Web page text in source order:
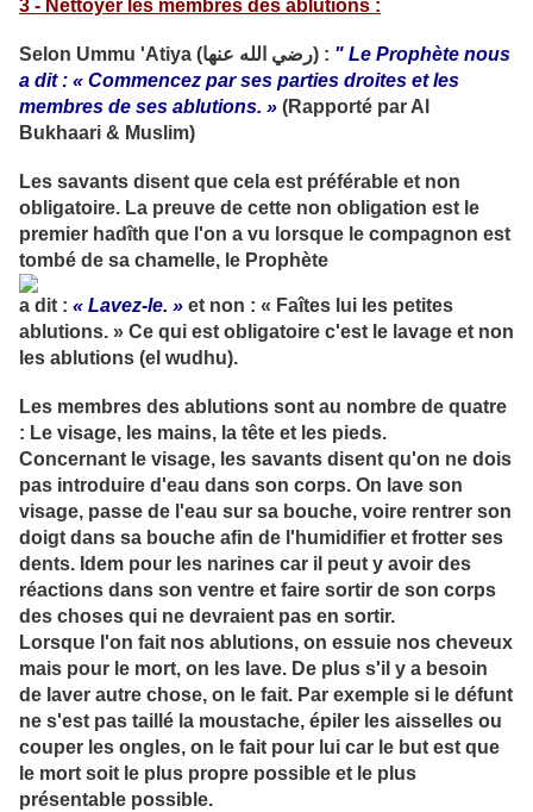
3 - Nettoyer les membres des ablutions :
Selon Ummu 'Atiya (رضي الله عنها) : " Le Prophète nous
a dit : « Commencez par ses parties droites et les
membres de ses ablutions. » (Rapporté par Al
Bukhaari & Muslim)
Les savants disent que cela est préférable et non
obligatoire. La preuve de cette non obligation est le
premier hadîth que l'on a vu lorsque le compagnon est
tombé de sa chamelle, le Prophète
a dit : « Lavez-le. » et non : « Faîtes lui les petites
ablutions. » Ce qui est obligatoire c'est le lavage et non
les ablutions (el wudhu).
Les membres des ablutions sont au nombre de quatre
: Le visage, les mains, la tête et les pieds.
Concernant le visage, les savants disent qu'on ne dois
pas introduire d'eau dans son corps. On lave son
visage, passe de l'eau sur sa bouche, voire rentrer son
doigt dans sa bouche afin de l'humidifier et frotter ses
dents. Idem pour les narines car il peut y avoir des
réactions dans son ventre et faire sortir de son corps
des choses qui ne devraient pas en sortir.
Lorsque l'on fait nos ablutions, on essuie nos cheveux
mais pour le mort, on les lave. De plus s'il y a besoin
de laver autre chose, on le fait. Par exemple si le défunt
ne s'est pas taillé la moustache, épiler les aisselles ou
couper les ongles, on le fait pour lui car le but est que
le mort soit le plus propre possible et le plus
présentable possible.